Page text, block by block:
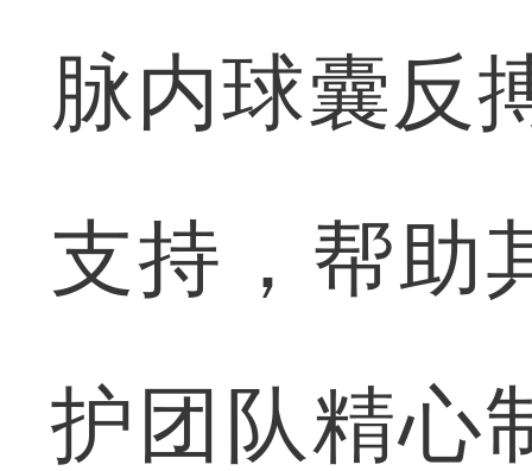
脉内球囊反
支持，帮助
护团队精心